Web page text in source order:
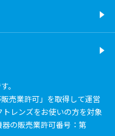
。
売業許可」を取得して運営
レンズをお使いの方を対象
の販売業許可番号：第